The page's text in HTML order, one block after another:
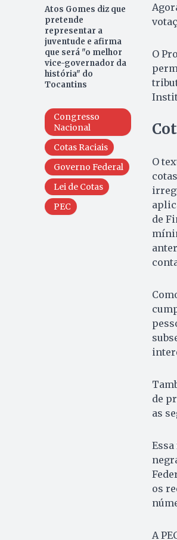
Atos Gomes diz que
pretende
representar a
juventude e afirma
que será "o melhor
vice-governador da
história" do
Tocantins
Congresso
Nacional
Cotas Raciais
Governo Federal
Lei de Cotas
PEC
O
O
de
de
as
os
A